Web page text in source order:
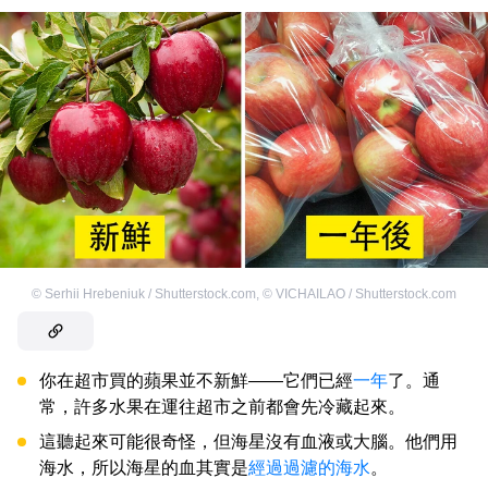
© Serhii Hrebeniuk / Shutterstock.com © VICHAILAO / Shutterstock.com
你在超市買的蘋果並不新鮮——它們已經一年了。通
常，許多水果在運往超市之前都會先冷藏起來。
這聽起來可能很奇怪，但海星沒有血液或大腦。他們用
海水，所以海星的血其實是經過過濾的海水。